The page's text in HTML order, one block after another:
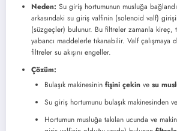
Neden: Su giriş hortumunun musluğa
arkasındaki su giriş valfinin (solenoid valf)
(süzgeçler) bulunur. Bu filtreler zamanla kireç,
yabancı maddelerle tıkanabilir. Valf çalışmaya
filtreler su akışını engeller.
Çözüm:
Bulaşık makinesinin fişini çekin ve su
Su giriş hortumunu bulaşık makinesinden
Hortumun musluğa takılan ucunda ve